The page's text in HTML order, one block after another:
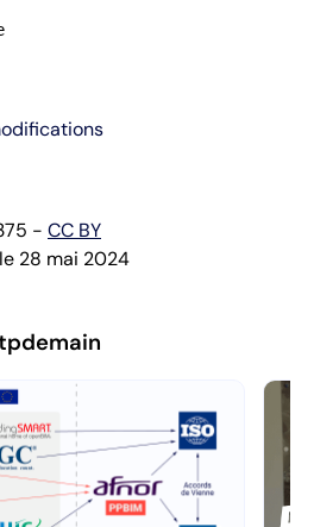
- CC BY
28 mai 2024